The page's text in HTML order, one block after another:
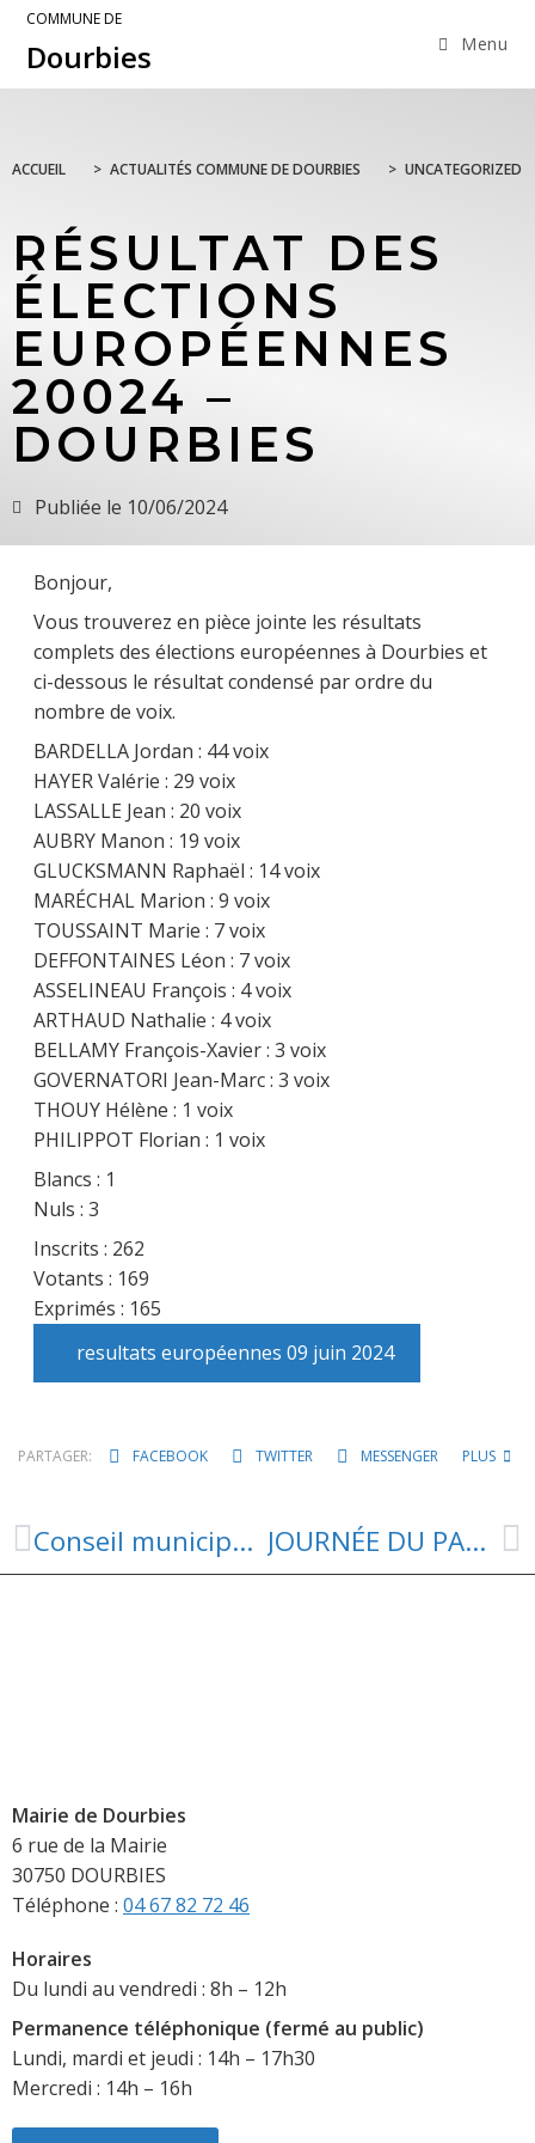
COMMUNE DE
Dourbies Menu
ACCUEIL > ACTUALITÉS COMMUNE DE DOURBIES > UNCATEGORIZED
RÉSULTAT DES
ÉLECTIONS
EUROPÉENNES
20024 –
DOURBIES
Publiée le 10/06/2024
Bonjour,
Vous trouverez en pièce jointe les résultats
complets des élections européennes à Dourbies et
ci-dessous le résultat condensé par ordre du
nombre de voix.
BARDELLA Jordan : 44 voix
HAYER Valérie : 29 voix
LASSALLE Jean : 20 voix
AUBRY Manon : 19 voix
GLUCKSMANN Raphaël : 14 voix
MARÉCHAL Marion : 9 voix
TOUSSAINT Marie : 7 voix
DEFFONTAINES Léon : 7 voix
ASSELINEAU François : 4 voix
ARTHAUD Nathalie : 4 voix
BELLAMY François-Xavier : 3 voix
GOVERNATORI Jean-Marc : 3 voix
THOUY Hélène : 1 voix
PHILIPPOT Florian : 1 voix
Blancs : 1
Nuls : 3
Inscrits : 262
Votants : 169
Exprimés : 165
resultats européennes 09 juin 2024
PARTAGER: FACEBOOK TWITTER MESSENGER PLUS
Conseil municipal – 08 juin 2024 JOURNÉE DU PATRIMOINE DE PAYS ET DES MOULINS
Mairie de Dourbies
6 rue de la Mairie
30750 DOURBIES
Téléphone : 04 67 82 72 46
Horaires
Du lundi au vendredi : 8h – 12h
Permanence téléphonique (fermé au public)
Lundi, mardi et jeudi : 14h – 17h30
Mercredi : 14h – 16h